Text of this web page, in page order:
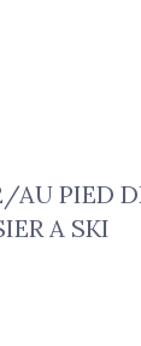
AU PIED
A SKI